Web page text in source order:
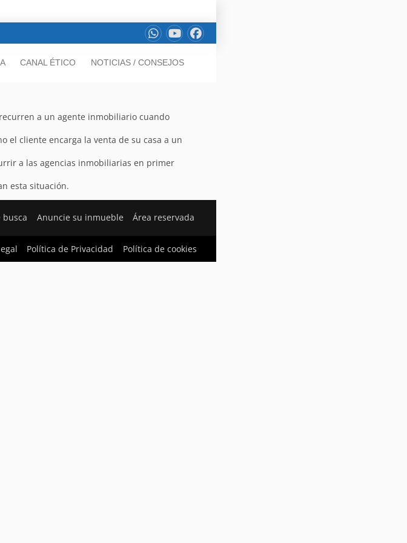
CANAL ÉTICO NOTICIAS / CONSEJOS
a un agente inmobiliario cuando
el cliente encarga la venta de su casa a un
a las agencias inmobiliarias en primer
esta situación.
busca Anuncie su inmueble Área reservada
Política de Privacidad Política de cookies